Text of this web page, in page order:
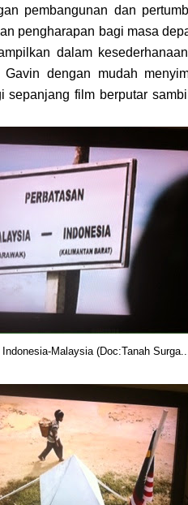
pembangunan dan
pengharapan bagi masa
dalam
dengan mudah
sepanjang film berputar
Malaysia (Doc:Tanah